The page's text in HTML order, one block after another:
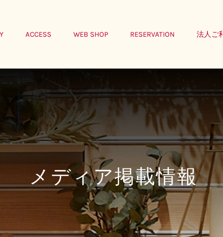
ACCESS WEB SHOP RESERVATION 法人ご
メディア掲載情報